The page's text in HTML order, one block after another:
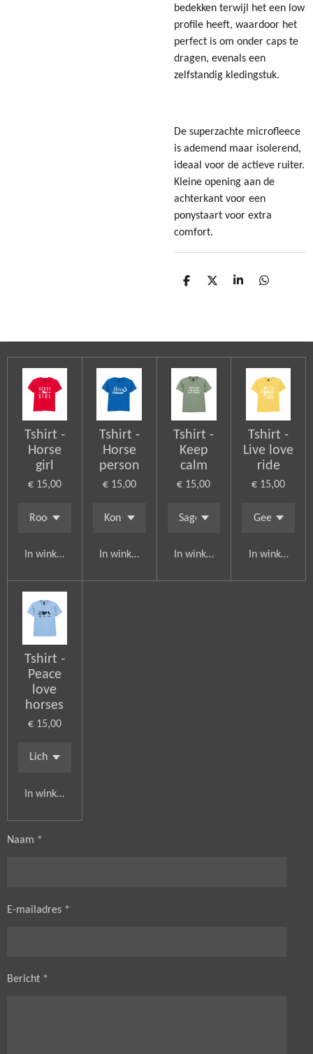
bedekken terwijl het een low
profile heeft, waardoor het
perfect is om onder caps te
dragen, evenals een
zelfstandig kledingstuk.
De superzachte microfleece
is ademend maar isolerend,
ideaal voor de actieve ruiter.
Kleine opening aan de
achterkant voor een
ponystaart voor extra
comfort.
D
D
S
D
Tshirt -
Horse
girl
€ 15,00
In winkelwagen
Tshirt -
Horse
person
€ 15,00
In winkelwagen
Tshirt -
Keep
calm
€ 15,00
In winkelwagen
Tshirt -
Live love
ride
€ 15,00
In
Tshirt -
Peace
love
horses
€ 15,00
In winkelwagen
Naam *
E-mailadres *
Bericht *